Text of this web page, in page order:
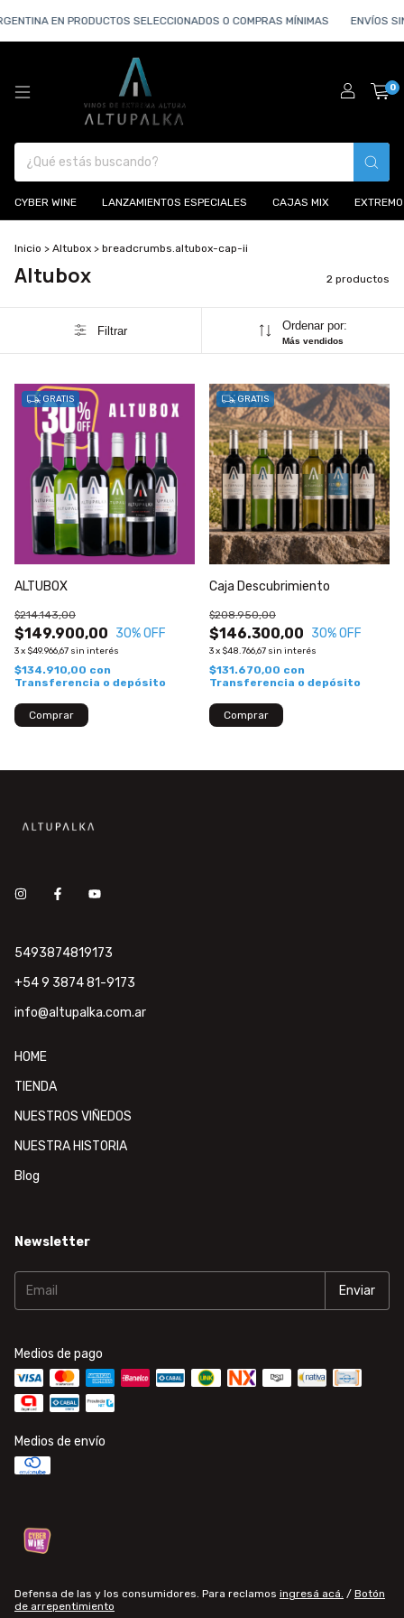
EN PRODUCTOS SELECCIONADOS O COMPRAS MÍNIMAS ENVÍOS
0
CYBER WINE LANZAMIENTOS ESPECIALES CAJAS MIX EXTREMO
Inicio > Altubox > breadcrumbs.altubox-cap-ii
Altubox 2 productos
Filtrar Ordenar por:
Más vendidos
GRATIS
ALTUBOX
$149.900,00
$214.143,00
30% OFF
3x $49.966,67 sin interés
$134.910,00 con
Transferencia o depósito
GRATIS
Caja Descubrimiento
$146.300,00
$208.950,00
30% OFF
3x $48.766,67 sin interés
$131.670,00 con
Transferencia o depósito
5493874819173
+54 9 3874 81-9173
info@altupalka.com.ar
HOME
TIENDA
NUESTROS VIÑEDOS
NUESTRA HISTORIA
Blog
Newsletter
Medios de pago
Medios de envío
Defensa de las y los consumidores. Para reclamos ingresá acá. / Botón
de arrepentimiento